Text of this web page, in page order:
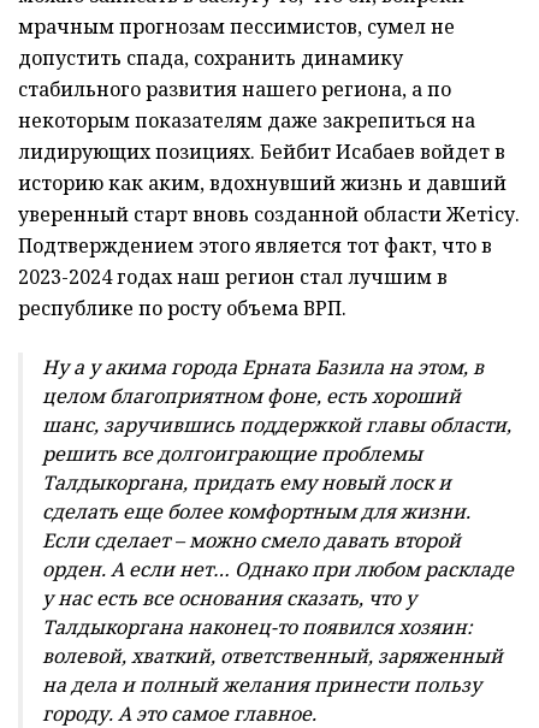
мрачным прогнозам пессимистов, сумел не
допустить спада, сохранить динамику
стабильного развития нашего региона, а по
некоторым показателям даже закрепиться на
лидирующих позициях. Бейбит Исабаев войдет в
историю как аким, вдохнувший жизнь и давший
уверенный старт вновь созданной области Жетісу.
Подтверждением этого является тот факт, что в
2023-2024 годах наш регион стал лучшим в
республике по росту объема ВРП.
Ну а у акима города Ерната Базила на этом, в
целом благоприятном фоне, есть хороший
шанс, заручившись поддержкой главы области,
решить все долгоиграющие проблемы
Талдыкоргана, придать ему новый лоск и
сделать еще более комфортным для жизни.
Если сделает – можно смело давать второй
орден. А если нет… Однако при любом раскладе
у нас есть все основания сказать, что у
Талдыкоргана наконец-то появился хозяин:
волевой, хваткий, ответственный, заряженный
на дела и полный желания принести пользу
городу. А это самое главное.